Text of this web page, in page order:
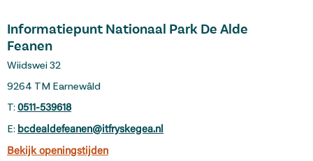
Informatiepunt Nationaal Park De Alde
Feanen
Wiidswei 32
9264 TM Earnewâld
T: 0511-539618
E: bcdealdefeanen@itfryskegea.nl
Bekijk openingstijden